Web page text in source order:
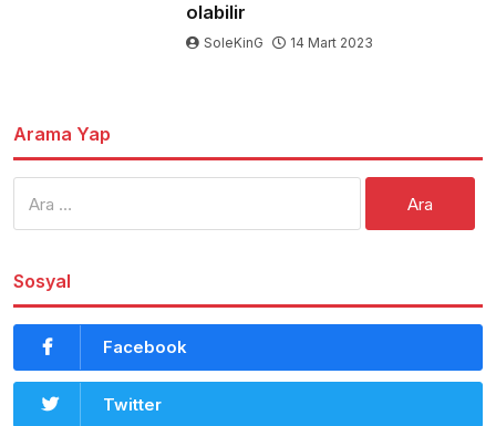
olabilir
SoleKinG 14 Mart 2023
Arama Yap
Sosyal
Facebook
Twitter